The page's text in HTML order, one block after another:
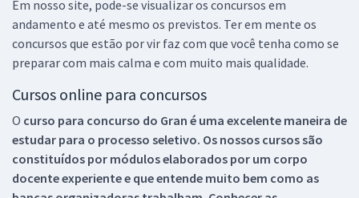
Em nosso site, pode-se visualizar os concursos em
andamento e até mesmo os previstos. Ter em mente os
concursos que estão por vir faz com que você tenha como se
preparar com mais calma e com muito mais qualidade.
Cursos online para concursos
O curso para concurso do Gran é uma excelente maneira de
estudar para o processo seletivo. Os nossos cursos são
constituídos por módulos elaborados por um corpo
docente experiente e que entende muito bem como as